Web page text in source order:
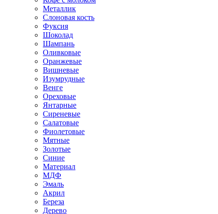
Металлик
Слоновая кость
Фуксия
Шоколад
Шампань
Оливковые
Оранжевые
Вишневые
Изумрудные
Венге
Ореховые
Янтарные
Сиреневые
Салатовые
Фиолетовые
Мятные
Золотые
Синие
Материал
МДФ
Эмаль
Акрил
Береза
Дерево